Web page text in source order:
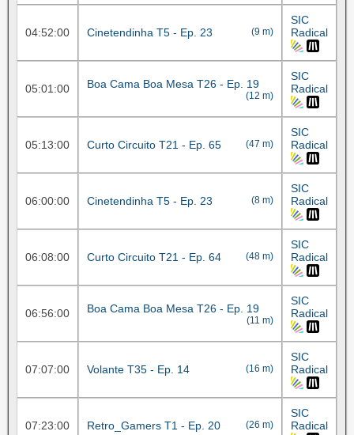
04:52:00 Cinetendinha T5 - Ep. 23 (9 m)
SIC
Radical
05:01:00 Boa Cama Boa Mesa T26 - Ep. 19
(12 m)
SIC
Radical
05:13:00 Curto Circuito T21 - Ep. 65 (47 m)
SIC
Radical
06:00:00 Cinetendinha T5 - Ep. 23 (8 m)
SIC
Radical
06:08:00 Curto Circuito T21 - Ep. 64 (48 m)
SIC
Radical
06:56:00 Boa Cama Boa Mesa T26 - Ep. 19
(11 m)
SIC
Radical
07:07:00 Volante T35 - Ep. 14 (16 m)
SIC
Radical
07:23:00 Retro_Gamers T1 - Ep. 20 (26 m)
SIC
Radical